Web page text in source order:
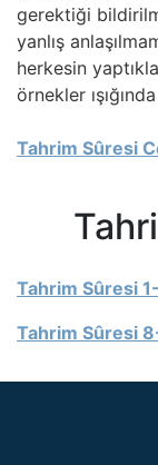
gerektiği
yanlış
herkesin
örnekler
Tahrim Sûresi
Tahrim Sûresi
Tahrim Sûresi